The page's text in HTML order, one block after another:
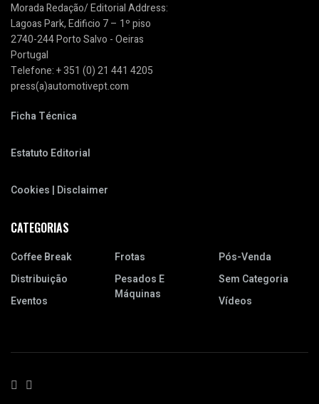
Morada Redação/ Editorial Address:
Lagoas Park, Edificio 7 – 1º piso
2740-244 Porto Salvo - Oeiras
Portugal
Telefone: + 351 (0) 21 441 4205
press(a)automotivept.com
Ficha Técnica
Estatuto Editorial
Cookies | Disclaimer
CATEGORIAS
Coffee Break
Distribuição
Eventos
Frotas
Pesados E
Máquinas
Pós-Venda
Sem Categoria
Vídeos